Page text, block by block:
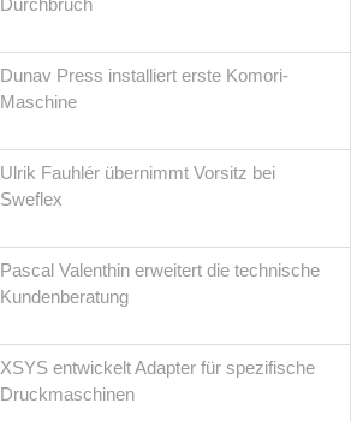
Durchbruch
Dunav Press installiert erste Komori-
Maschine
Ulrik Fauhlér übernimmt Vorsitz bei
Sweflex
Pascal Valenthin erweitert die technische
Kundenberatung
XSYS entwickelt Adapter für spezifische
Druckmaschinen